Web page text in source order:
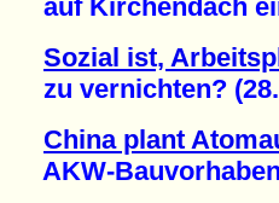
auf Kirchendach
Sozial ist,
zu vernichten?
China plant
AKW-Bauvorhaben